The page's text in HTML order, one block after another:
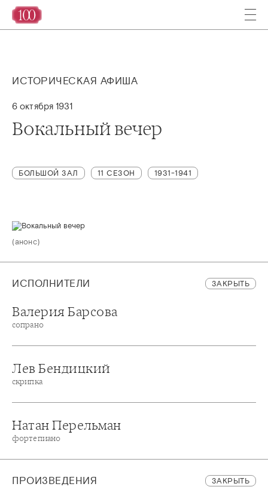
ИСТОРИЧЕСКАЯ АФИША
6 октября 1931
Вокальный вечер
БОЛЬШОЙ ЗАЛ 11 СЕЗОН 1931-1941
(анонс)
ИСПОЛНИТЕЛИ ЗАКРЫТЬ
Валерия Барсова
сопрано
Лев Бендицкий
скрипка
Натан Перельман
фортепиано
ПРОИЗВЕДЕНИЯ ЗАКРЫТЬ